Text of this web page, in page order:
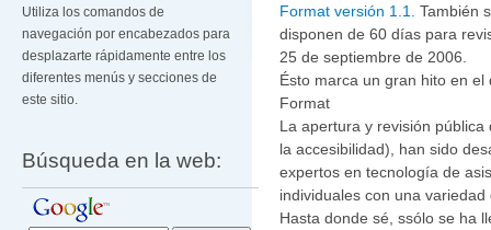
Utiliza los comandos de
navegación por encabezados para
desplazarte rápidamente entre los
diferentes menús y secciones de
este sitio.
Búsqueda en la web:
Format versión 1.1.
También
disponen de 60 días para
25 de septiembre de 2006.
Ésto marca un gran hito en
Format
La apertura y revisión
la accesibilidad), han sido
expertos en tecnología de
individuales con una
Hasta donde sé, ssólo se ha